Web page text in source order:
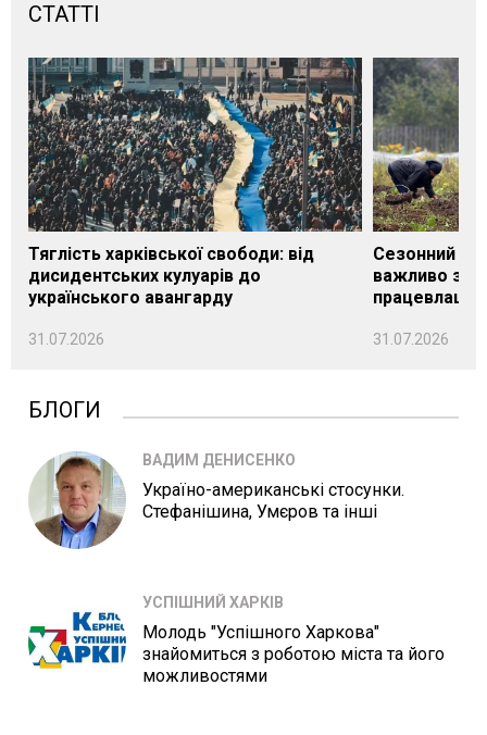
СТАТТІ
Тяглість харківської свободи: від
дисидентських кулуарів до
українського авангарду
31.07.2026
Сезонний
важливо
31.07.2026
БЛОГИ
ВАДИМ ДЕНИСЕНКО
Україно-американські стосунки.
Стефанішина, Умєров та інші
УСПІШНИЙ ХАРКІВ
Молодь "Успішного Харкова"
знайомиться з роботою міста та його
можливостями